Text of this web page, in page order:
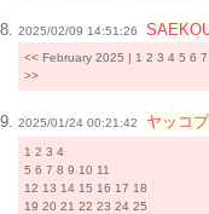
2025/02/09 14:51:26
<< February 2025 | 1 2 3 4 5 6
>>
2025/01/24 00:21:42 ヤッコ
1 2 3 4
5 6 7 8 9 10 11
12 13 14 15 16 17 18
19 20 21 22 23 24 25